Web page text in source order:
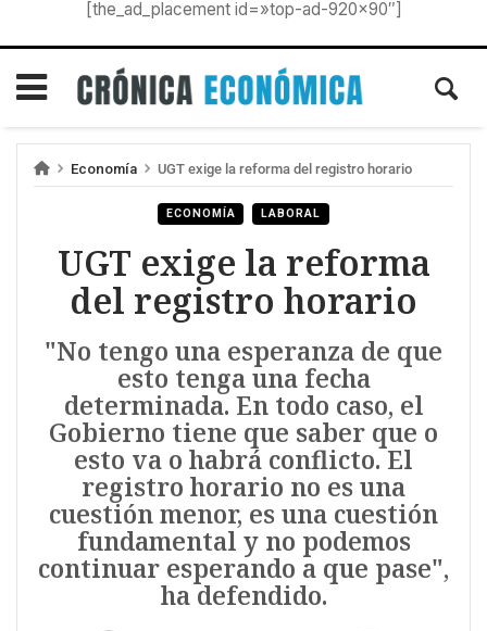
[the_ad_placement id=»top-ad-920×90″]
Economía UGT exige la reforma del registro horario
ECONOMÍA LABORAL
UGT exige la reforma
del registro horario
"No tengo una esperanza de que
esto tenga una fecha
determinada. En todo caso, el
Gobierno tiene que saber que o
esto va o habrá conflicto. El
registro horario no es una
cuestión menor, es una cuestión
fundamental y no podemos
continuar esperando a que pase",
ha defendido.